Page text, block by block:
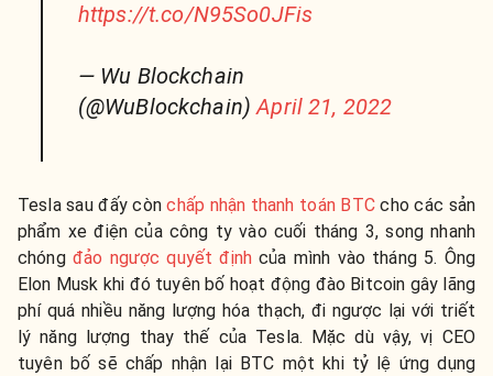
https://t.co/N95So0JFis
— Wu Blockchain
(@WuBlockchain)April 21, 2022
Tesla sau đấy cònchấp nhận thanh toán BTCcho các sản
phẩm xe điện của công ty vào cuối tháng 3, song nhanh
chóng đảo ngược quyết địnhcủa mình vào tháng 5. Ông
Elon Musk khi đó tuyên bố hoạt động đào Bitcoin gây lãng
phí quá nhiều năng lượng hóa thạch, đi ngược lại với triết
lý năng lượng thay thế của Tesla. Mặc dù vậy, vị CEO
tuyên bố sẽ chấp nhận lại BTC một khi tỷ lệ ứng dụng